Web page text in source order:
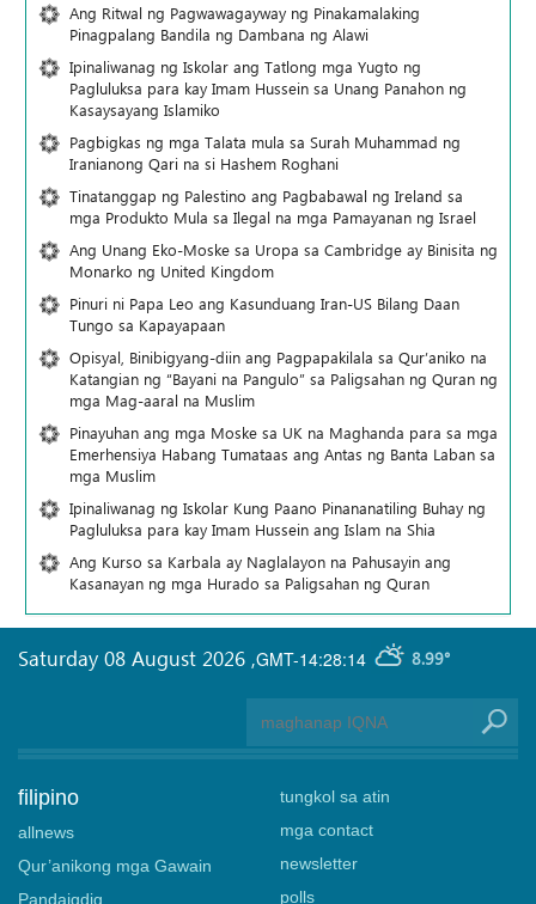
Ang Ritwal ng Pagwawagayway ng Pinakamalaking
Pinagpalang Bandila ng Dambana ng Alawi
Ipinaliwanag ng Iskolar ang Tatlong mga Yugto ng
Pagluluksa para kay Imam Hussein sa Unang Panahon ng
Kasaysayang Islamiko
Pagbigkas ng mga Talata mula sa Surah Muhammad ng
Iranianong Qari na si Hashem Roghani
Tinatanggap ng Palestino ang Pagbabawal ng Ireland sa
mga Produkto Mula sa Ilegal na mga Pamayanan ng Israel
Ang Unang Eko-Moske sa Uropa sa Cambridge ay Binisita ng
Monarko ng United Kingdom
Pinuri ni Papa Leo ang Kasunduang Iran-US Bilang Daan
Tungo sa Kapayapaan
Opisyal, Binibigyang-diin ang Pagpapakilala sa Qur’aniko na
Katangian ng “Bayani na Pangulo” sa Paligsahan ng Quran ng
mga Mag-aaral na Muslim
Pinayuhan ang mga Moske sa UK na Maghanda para sa mga
Emerhensiya Habang Tumataas ang Antas ng Banta Laban sa
mga Muslim
Ipinaliwanag ng Iskolar Kung Paano Pinananatiling Buhay ng
Pagluluksa para kay Imam Hussein ang Islam na Shia
Ang Kurso sa Karbala ay Naglalayon na Pahusayin ang
Kasanayan ng mga Hurado sa Paligsahan ng Quran
GMT-14:28:14 8.99°
Saturday 08 August 2026 ,
filipino
allnews
Qur’anikong mga Gawain
Pandaigdig
tungkol sa atin
mga contact
newsletter
polls